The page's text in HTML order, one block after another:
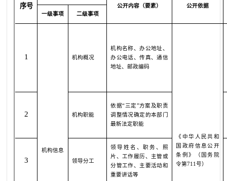
序号
公开内容（要素）
公开依据
一级事项
二级事项
1
机构信息
机构概况
机构名称、办公地址、
办公电话、传真、通信
地址、邮政编码
《中华人民共和
国政府信息公开
条例》（国务院
令第711号）
2 机构职能
依据“三定”方案及职责
调整情况确定的本部门
最新法定职能
3 领导分工
领导姓名、职务、照
片、工作履历、主管或
分管工作、主要活动和
重要讲话等